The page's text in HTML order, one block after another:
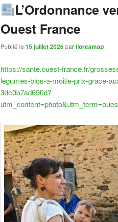
L’Ordonnance
Ouest France
Publié le15 juillet 2026 parfloreamap
https://sante.ouest-france.fr/
legumes-bios-a-moitie-prix-grace-
3dc0b7ad690d?